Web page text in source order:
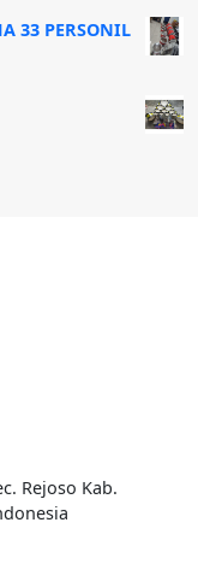
33 PERSONIL
Rejoso Kab.